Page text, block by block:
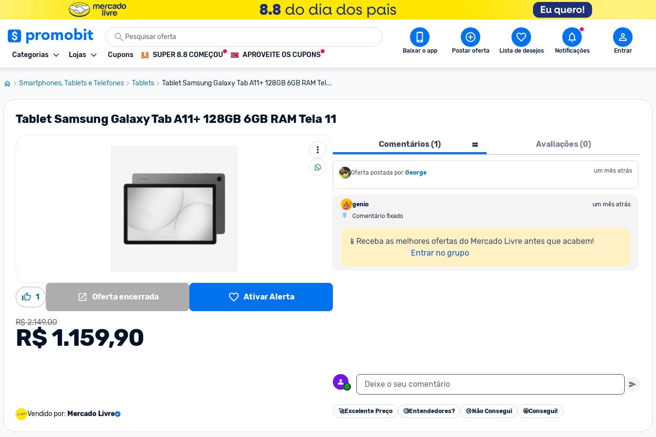
Categorias Lojas Cupons SUPER 8.8 COMEÇOU APROVEITE OS CUPONS Baixar o app Postar oferta Lista de desejos Notificações Entrar
Smartphones, Tablets e Telefones Tablets Tablet Samsung Galaxy Tab A11+ 128GB 6GB RAM Tel...
Tablet Samsung Galaxy Tab A11+ 128GB 6GB RAM Tela 11
1 Oferta encerrada Ativar Alerta
R$ 2.149,00
R$ 1.159,90
Vendido por: Mercado Livre
Comentários (1) Avaliações (0)
Oferta postada por George um mês atrás
genio
um mês atrás
Comentário fixado
📱Receba as melhores ofertas do Mercado Livre antes que acabem!
Entrar no grupo
0 Deixe o seu comentário
🚀Excelente Preço 🧐Entendedores? 😢 Não Consegui 🤩Consegui!